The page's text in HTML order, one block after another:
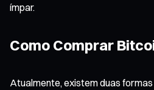
ímpar.
Como Comprar
Atualmente, existem duas